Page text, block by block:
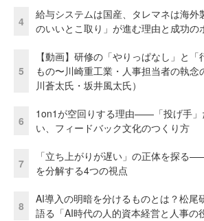
4
給与システムは国産、タレマネは海
のいいとこ取り」が進む理由と成功の
5
【動画】研修の「やりっぱなし」と
もの〜川崎重工業・人事担当者の執念
川蒼太氏・坂井風太氏）
6
1on1が空回りする理由——「投げ手」
い、フィードバック文化のつくり方
7
「立ち上がりが遅い」の正体を探る
を分解する4つの視点
8
AI導入の明暗を分けるものとは？松尾
語る「AI時代の人的資本経営と人事の